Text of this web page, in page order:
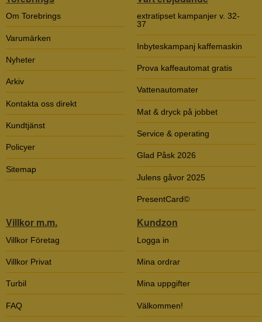
Om Torebrings
Varumärken
Nyheter
Arkiv
Kontakta oss direkt
Kundtjänst
Policyer
Sitemap
extratipset kampanjer v. 32-
37
Inbyteskampanj kaffemaskin
Prova kaffeautomat gratis
Vattenautomater
Mat & dryck på jobbet
Service & operating
Glad Påsk 2026
Julens gåvor 2025
PresentCard©
Villkor m.m.
Villkor Företag
Villkor Privat
Turbil
FAQ
Kundzon
Logga in
Mina ordrar
Mina uppgifter
Välkommen!